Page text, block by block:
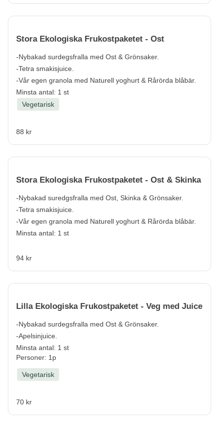
Stora Ekologiska Frukostpaketet - Ost
-Nybakad surdegsfralla med Ost & Grönsaker.
-Tetra smakisjuice.
-Vår egen granola med Naturell yoghurt & Rårörda blåbär.
Minsta antal: 1 st
Vegetarisk
88 kr
Stora Ekologiska Frukostpaketet - Ost & Skinka
-Nybakad suredgsfralla med Ost, Skinka & Grönsaker.
-Tetra smakisjuice.
-Vår egen granola med Naturell yoghurt & Rårörda blåbär.
Minsta antal: 1 st
94 kr
Lilla Ekologiska Frukostpaketet - Veg med Juice
-Nybakad surdegsfralla med Ost & Grönsaker.
-Apelsinjuice.
Minsta antal: 1 st
Personer: 1p
Vegetarisk
70 kr